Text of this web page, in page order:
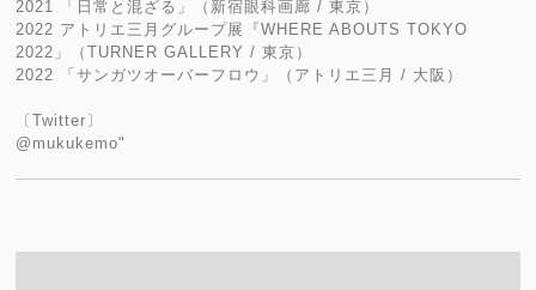
2021 「日常と混ざる」（新宿眼科画廊 / 東京）
2022 アトリエ三月グループ展『WHERE ABOUTS TOKYO
2022」（TURNER GALLERY / 東京）
2022 「サンガツオーバーフロウ」（アトリエ三月 / 大阪）
〔Twitter〕
@mukukemo"